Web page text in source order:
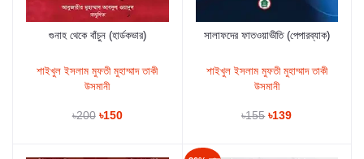
কার্টে যুক্ত করুন
গুনাহ থেকে বাঁচুন (হার্ডকভার)
শাইখুল ইসলাম মুফতী মুহাম্মাদ তাকী
উসমানী
৳200 ৳150
কার্টে যুক্ত করুন
সালাফদের ফাতওয়াভীতি (পেপারব্যাক)
শাইখুল ইসলাম মুফতী মুহাম্মাদ তাকী
উসমানী
৳155 ৳139